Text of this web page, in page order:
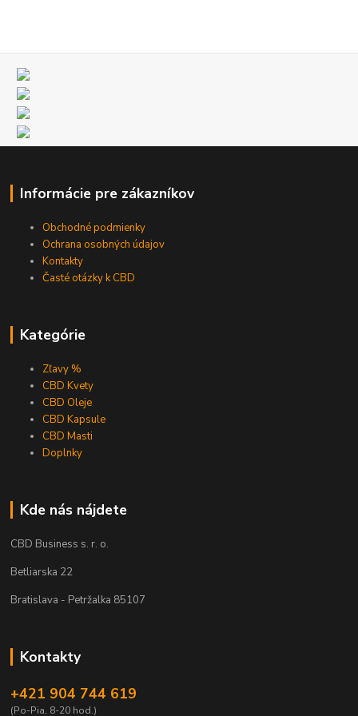
Informácie pre zákazníkov
Obchodné podmienky
Ochrana osobných údajov
Kontakty
Časté otázky k CBD
Kategórie
Zľavy %
CBD Kvety
CBD Oleje
CBD Kapsule
CBD Masti
Doplnky
Kde nás nájdete
CBD Business s. r. o.
Betliarska 22
Bratislava - Petržalka 85107
Kontakty
+421 904 744 619
(Po-Pia, 8-20 hod.)